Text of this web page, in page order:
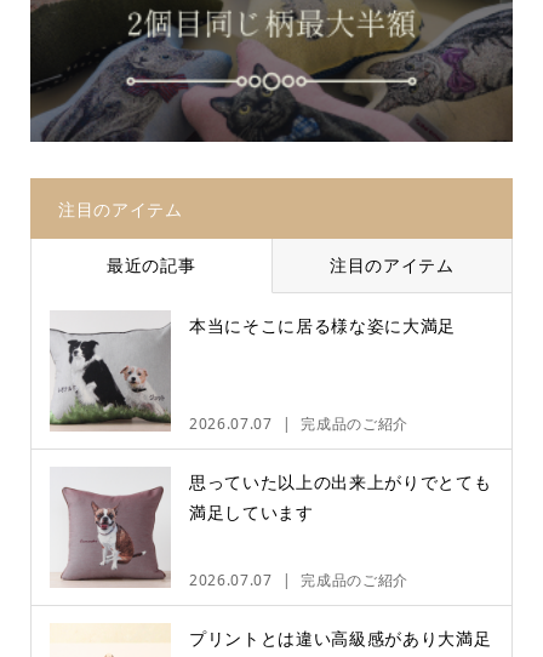
注目のアイテム
最近の記事 注目のアイテム
本当にそこに居る様な姿に大満足
2026.07.07 完成品のご紹介
思っていた以上の出来上がりでとても
満足しています
2026.07.07 完成品のご紹介
プリントとは違い高級感があり大満足